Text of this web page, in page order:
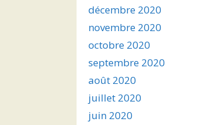
décembre 2020
novembre 2020
octobre 2020
septembre 2020
août 2020
juillet 2020
juin 2020